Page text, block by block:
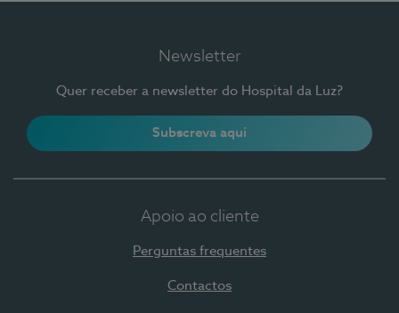
Newsletter
Quer receber a newsletter do Hospital da Luz?
Subscreva aqui
Apoio ao cliente
Perguntas frequentes
Contactos